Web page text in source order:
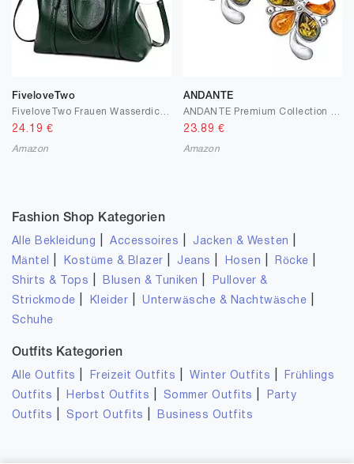
FiveloveTwo
24.19 €
Amazon
ANDANTE
23.89 €
Amazon
Fashion Shop Kategorien
Alle Bekleidung |Accessoires Jacken & Westen
Mäntel Kostüme & Blazer Jeans Hosen Röcke
Shirts & Tops Blusen & Tuniken
Pullover &
Strickmode
Kleider |Unterwäsche & Nachtwäsche
Schuhe
Outfits Kategorien
Alle Outfits Freizeit Outfits |Winter Outfits
Frühlings
Outfits
Herbst Outfits Sommer Outfits
Party
Outfits
Sport Outfits Business Outfits